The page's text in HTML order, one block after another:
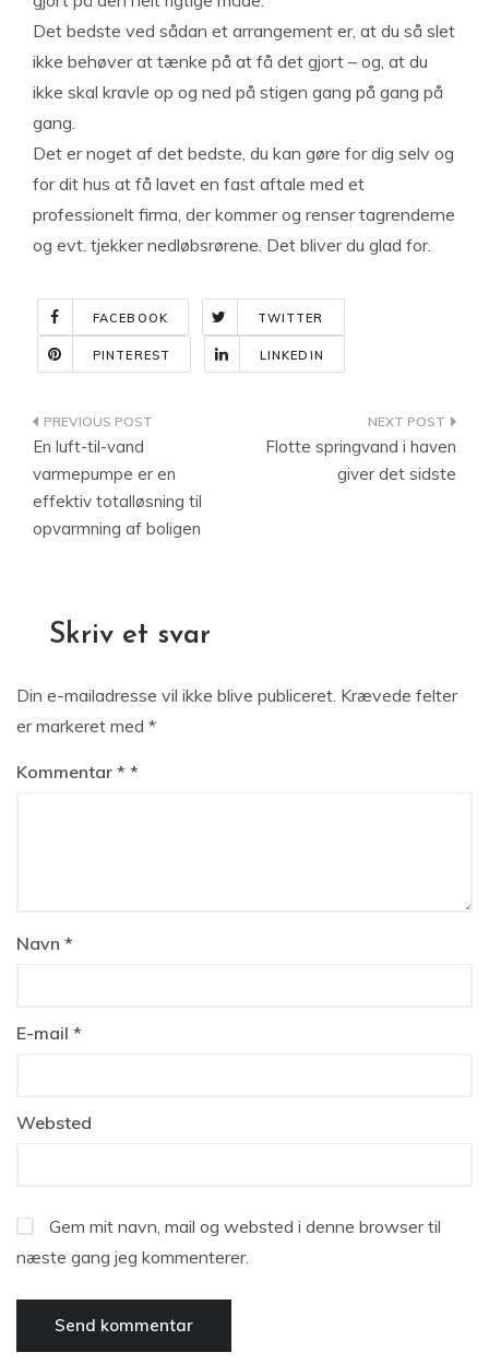
Det bedste ved sådan et arrangement er, at du så slet
ikke behøver at tænke på at få det gjort – og, at du
ikke skal kravle op og ned på stigen gang på gang på
gang.
Det er noget af det bedste, du kan gøre for dig selv og
for dit hus at få lavet en fast aftale med et
professionelt firma, der kommer og renser tagrenderne
og evt. tjekker nedløbsrørene. Det bliver du glad for.
FACEBOOK TWITTER
PINTEREST LINKEDIN
Indlægsnavigation
En luft-til-vand
varmepumpe er en
effektiv totalløsning til
opvarmning af boligen
Flotte springvand i haven
giver det sidste
Skriv et svar
Din e-mailadresse vil ikke blive publiceret. Krævede felter
er markeret med *
Kommentar *
Navn *
E-mail *
Websted
Gem mit navn, mail og websted i denne browser til
næste gang jeg kommenterer.